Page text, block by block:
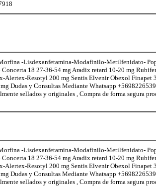
-Lisdexanfetamina-Modafinilo-Metilfenidato-
18 27-36-54 mg Aradix retard 10-20 mg
Resotyl 200 mg Sentis Elvenir Obexol Finapet
Dudas y Consultas Mediante Whatsapp
sellados y originales , Compra de forma segura
-Lisdexanfetamina-Modafinilo-Metilfenidato-
18 27-36-54 mg Aradix retard 10-20 mg
Resotyl 200 mg Sentis Elvenir Obexol Finapet
Dudas y Consultas Mediante Whatsapp
sellados y originales , Compra de forma segura